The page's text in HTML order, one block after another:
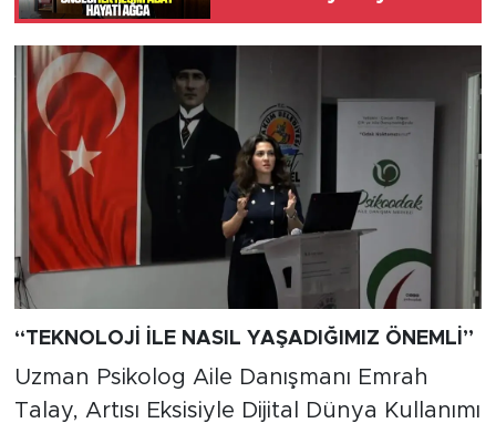
Ağca
“TEKNOLOJİ İLE NASIL YAŞADIĞIMIZ ÖNEMLİ”
Uzman Psikolog Aile Danışmanı Emrah
Talay, Artısı Eksisiyle Dijital Dünya Kullanımı